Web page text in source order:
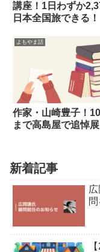
講座！1日わずか
日本全国旅できる！
よもやま話
作家・山崎豊子！
まで高島屋で追悼展
新着記事